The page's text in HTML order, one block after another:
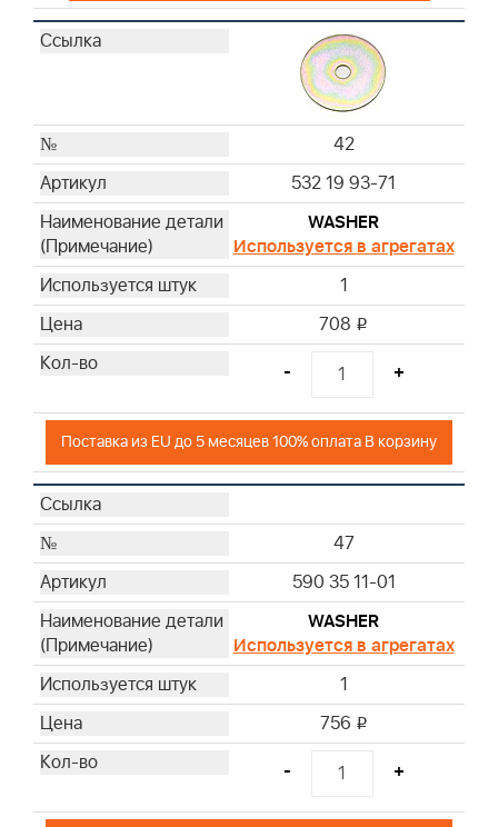
42
532 19 93-71
WASHER
Используется в агрегатах
1
708 i
- +
Поставка из EU до 5 месяцев 100% оплата В корзину
47
590 35 11-01
WASHER
Используется в агрегатах
1
756 i
- +